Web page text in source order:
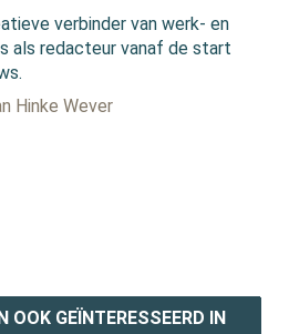
verbinder van werk- en
als redacteur vanaf de start
Hinke Wever
OOK GEÏNTERESSEERD IN